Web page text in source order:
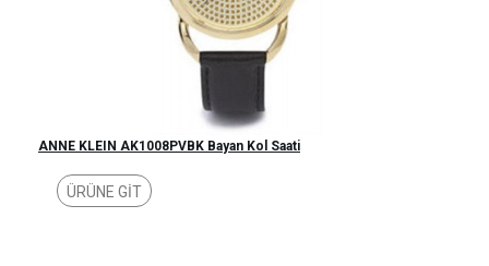
ANNE KLEIN AK1008PVBK Bayan Kol Saati
ÜRÜNE GİT